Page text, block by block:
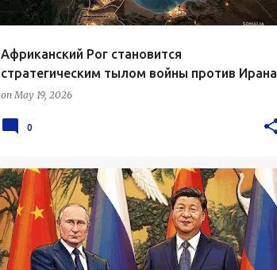
Африканский Рог становится
стратегическим тылом войны против Ирана
onMay 19, 2026
0